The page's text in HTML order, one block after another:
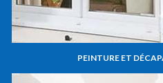
PEINTURE ET